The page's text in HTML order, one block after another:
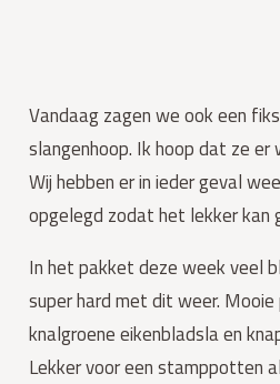
Vandaag zagen we ook een
slangenhoop. Ik hoop dat ze er
Wij hebben er in ieder geval
opgelegd zodat het lekker kan
In het pakket deze week veel
super hard met dit weer. Mooie
knalgroene eikenbladsla en
Lekker voor een stamppotten